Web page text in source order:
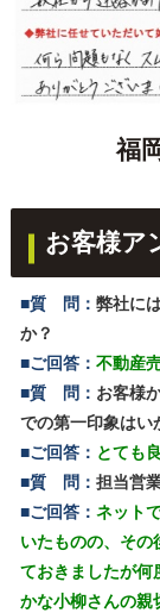
福
お客様ア
■質 問： 弊社に
か？
■ご回答： 不動産
■質 問： お客様
での第一印象はい
■ご回答： とても
■質 問： 担当営
■ご回答： ネット
いたものの、その
ておきましたが何
かな小柳さんの親